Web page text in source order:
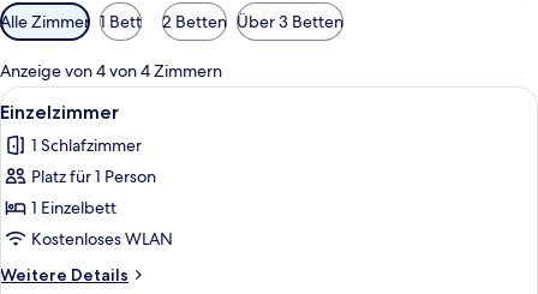
Verfügbare
Filter
für
Zimmer
Alle Zimmer 1 Bett 2 Betten Über 3 Betten
Anzeige von 4 von 4 Zimmern
Alle
Fotos
für
Einzelzimmer
anzeigen
Ein ordentlich bezogenes Bett mit
4
Einzelzimmer
1 Schlafzimmer
Platz für 1 Person
1 Einzelbett
Kostenloses WLAN
Weitere Details
Weitere